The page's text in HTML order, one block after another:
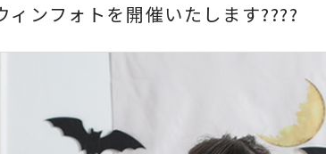
ィンフォトを開催いたします????